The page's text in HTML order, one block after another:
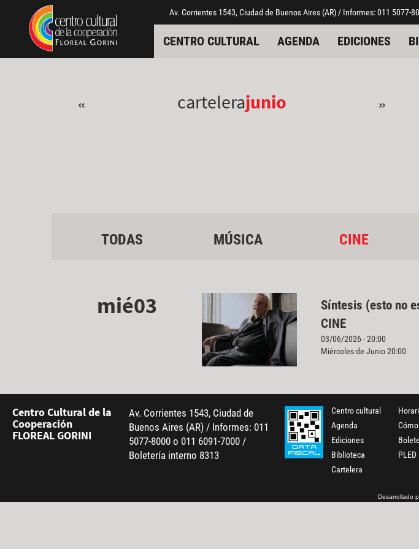
Pasar al contenido principal
Jump to main content Av. Corrientes 1543, Ciudad de Buenos Aires (AR) / Informes: 011
CENTRO CULTURAL AGENDA EDICIONES
« cartelerajunio »
TODAS MÚSICA CINE
mié03
Síntesis (esto no
CINE
03/06/2026 - 20:00
Miércoles de Junio 20:00
Centro Cultural de la
Cooperación
FLOREAL GORINI
Av. Corrientes 1543, Ciudad de
Buenos Aires (AR) / Informes: 011
5077-8000 o 011 6091-7000 /
Boletería interno 8313
Centro cultural
Agenda
Ediciones
Biblioteca
Cartelera
PLED
Desarrollado